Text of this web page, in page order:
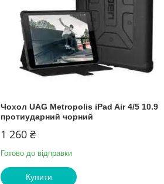
Чохол UAG Metropolis iPad Air 4/5 10.9
протиударний чорний
1 260 ₴
Готово до відправки
Купити